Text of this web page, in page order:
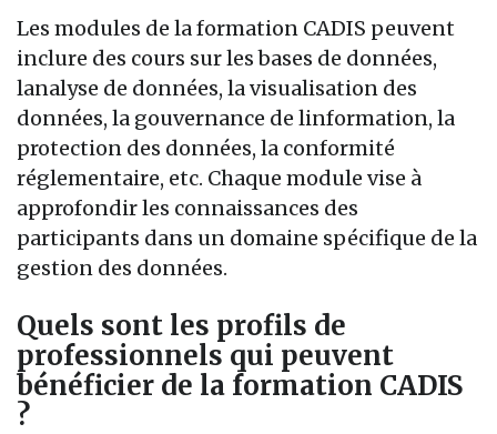
Les modules de la formation CADIS peuvent
inclure des cours sur les bases de données,
lanalyse de données, la visualisation des
données, la gouvernance de linformation, la
protection des données, la conformité
réglementaire, etc. Chaque module vise à
approfondir les connaissances des
participants dans un domaine spécifique de la
gestion des données.
Quels sont les profils de
professionnels qui peuvent
bénéficier de la formation CADIS
?